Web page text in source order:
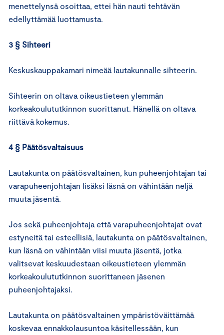
menettelynsä osoittaa, ettei hän nauti tehtävän
edellyttämää luottamusta.
3 § Sihteeri
Keskuskauppakamari nimeää lautakunnalle sihteerin.
Sihteerin on oltava oikeustieteen ylemmän
korkeakoulututkinnon suorittanut. Hänellä on oltava
riittävä kokemus.
4 § Päätösvaltaisuus
Lautakunta on päätösvaltainen, kun puheenjohtajan tai
varapuheenjohtajan lisäksi läsnä on vähintään neljä
muuta jäsentä.
Jos sekä puheenjohtaja että varapuheenjohtajat ovat
estyneitä tai esteellisiä, lautakunta on päätösvaltainen,
kun läsnä on vähintään viisi muuta jäsentä, jotka
valitsevat keskuudestaan oikeustieteen ylemmän
korkeakoulututkinnon suorittaneen jäsenen
puheenjohtajaksi.
Lautakunta on päätösvaltainen ympäristöväittämää
koskevaa ennakkolausuntoa käsitellessään, kun